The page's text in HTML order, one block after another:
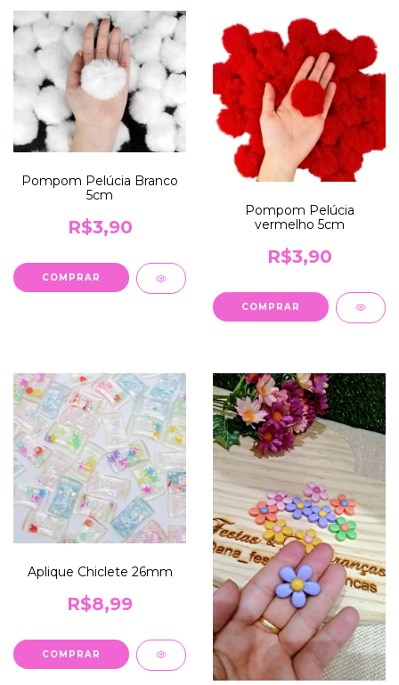
Pompom Pelúcia Branco
5cm
R$3,90
Pompom Pelúcia
vermelho 5cm
R$3,90
Aplique Chiclete 26mm
R$8,99